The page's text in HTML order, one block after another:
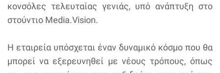
κονσόλες τελευταίας γενιάς, υπό ανάπτυξη στο
στούντιο Media.Vision.
Η εταιρεία υπόσχεται έναν δυναμικό κόσμο που θα
μπορεί να εξερευνηθεί με νέους τρόπους, όπως